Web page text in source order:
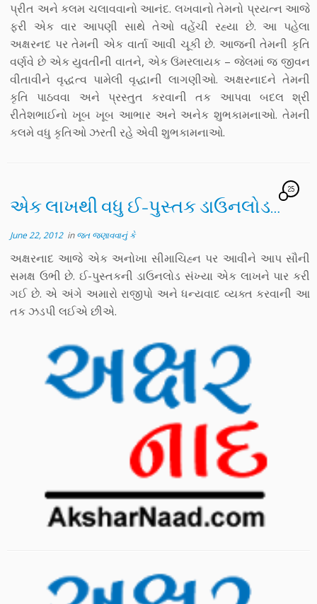
પ્રીત અને કલમ ચલાવવાનો આનંદ. લખવાનો તેમનો પ્રયત્ન આજે
ફરી એક વાર આપણી સાથે તેઓ વહેંચી રહ્યા છે. આ પહેલા
અક્ષરનદ પર તેમની એક વાર્તા આવી ચૂકી છે. આજની તેમની કૃતિ
વર્ણવે છે એક યુવતીની વાતને, એક ઉંમરલાયક – જેલમાં જ જીવન
વીતાવીને વૃદ્ધત્વ પામેલી વૃદ્ધાની લાગણીઓ. અક્ષરનાદને તેમની
કૃતિ પાઠવવા અને પ્રસ્તુત કરવાની તક આપવા બદલ શ્રી
રીતેશભાઈનો ખૂબ ખૂબ આભાર અને અનેક શુભકામનાઓ. તેમની
કલમે વધુ કૃતિઓ ઝરતી રહે એવી શુભકામનાઓ.
એક લાખથી વધુ ઈ-પુસ્તક ડાઉનલોડ…
25
June 22, 2012inજત જણાવવાનું કે
અક્ષરનાદ આજે એક અનોખા સીમાચિહ્ન પર આવીને આપ સૌની
સમક્ષ ઉભી છે. ઈ-પુસ્તકની ડાઉનલોડ સંખ્યા એક લાખને પાર કરી
ગઈ છે. એ અંગે અમારો રાજીપો અને ધન્યવાદ વ્યક્ત કરવાની આ
તક ઝડપી લઈએ છીએ.